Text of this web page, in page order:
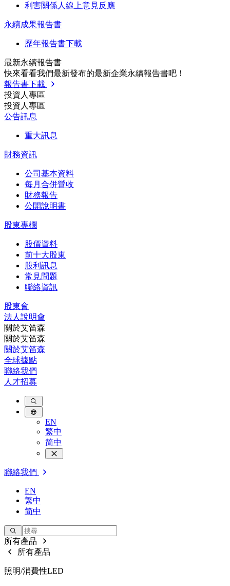
利害關係人線上意見反應
永續成果報告書
歷年報告書下載
最新永續報告書
快來看看我們最新發布的最新企業永續報告書吧！
報告書下載
投資人專區
投資人專區
公告訊息
重大訊息
財務資訊
公司基本資料
每月合併營收
財務報告
公開說明書
股東專欄
股價資料
前十大股東
股利訊息
常見問題
聯絡資訊
股東會
法⼈說明會
關於艾笛森
關於艾笛森
關於艾笛森
全球據點
聯絡我們
人才招募
EN
繁中
简中
聯絡我們
EN
繁中
简中
所有產品
所有產品
照明/消費性LED